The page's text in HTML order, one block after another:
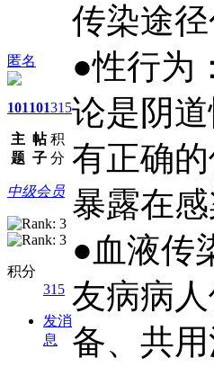
匿名
101
主
题
101
帖
子
315
积
分
中级会员
积分
315
发消
息
传染途径
●性行为
论是阴
有正确
暴露在
●血液传
友病病
备、共用